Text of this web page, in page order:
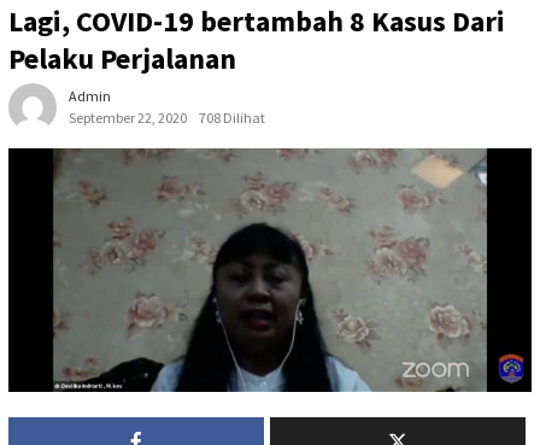
Lagi, COVID-19 bertambah 8 Kasus Dari
Pelaku Perjalanan
Admin
September 22, 2020
708 Dilihat